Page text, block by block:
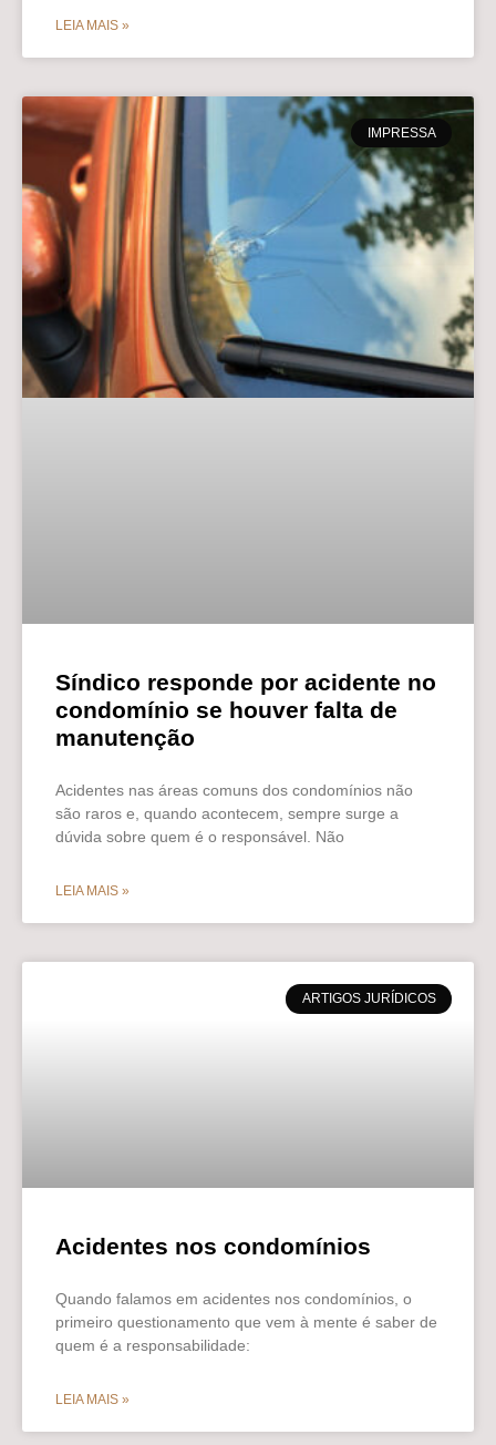
LEIA MAIS »
IMPRESSA
Síndico responde por acidente no
condomínio se houver falta de
manutenção
Acidentes nas áreas comuns dos condomínios não
são raros e, quando acontecem, sempre surge a
dúvida sobre quem é o responsável. Não
LEIA MAIS »
ARTIGOS JURÍDICOS
Acidentes nos condomínios
Quando falamos em acidentes nos condomínios, o
primeiro questionamento que vem à mente é saber de
quem é a responsabilidade:
LEIA MAIS »